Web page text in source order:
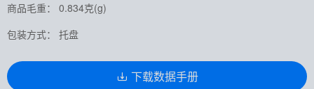
商品毛重： 0.834克(g)
包装方式： 托盘
下载数据手册